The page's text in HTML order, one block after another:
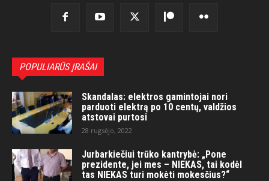
POPULIARŪS ĮRAŠAI
Skandalas: elektros gamintojai nori
parduoti elektrą po 10 centų, valdžios
atstovai purtosi
28 rugsėjo, 2022
Jurbarkiečiui trūko kantrybė: „Pone
prezidente, jei mes – NIEKAS, tai kodėl
tas NIEKAS turi mokėti mokesčius?“